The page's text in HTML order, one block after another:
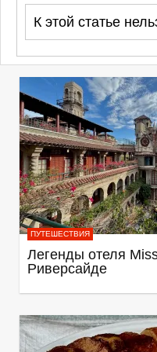
К этой статье
ПУТЕШЕСТВИЯ
Легенды отеля
Риверсайде